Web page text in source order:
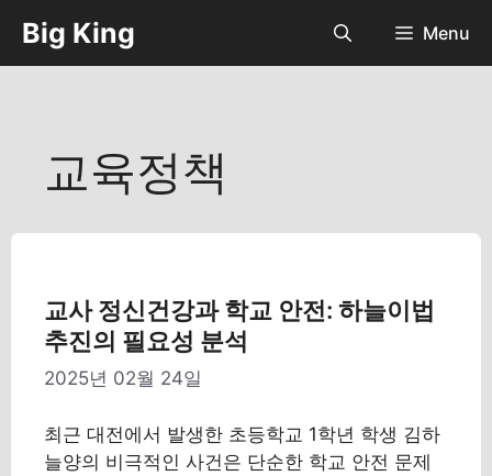
츠
Big King Menu
교육정책
교사 정신건강과 학교 안전: 하늘이법
추진의 필요성 분석
2025년 02월 24일
최근 대전에서 발생한 초등학교 1학년 학생 김하
늘양의 비극적인 사건은 단순한 학교 안전 문제